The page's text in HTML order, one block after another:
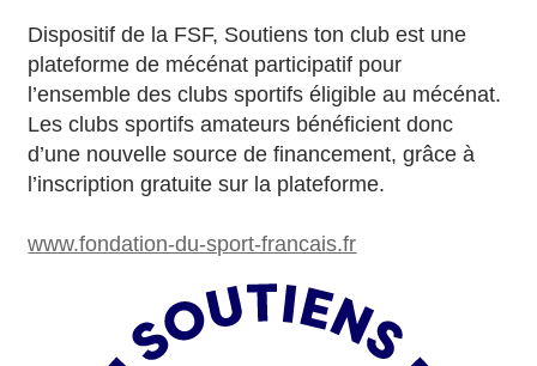
Dispositif de la FSF, Soutiens ton club est une
plateforme de mécénat participatif pour
l’ensemble des clubs sportifs éligible au mécénat.
Les clubs sportifs amateurs bénéficient donc
d’une nouvelle source de financement, grâce à
l’inscription gratuite sur la plateforme.
www.fondation-du-sport-francais.fr